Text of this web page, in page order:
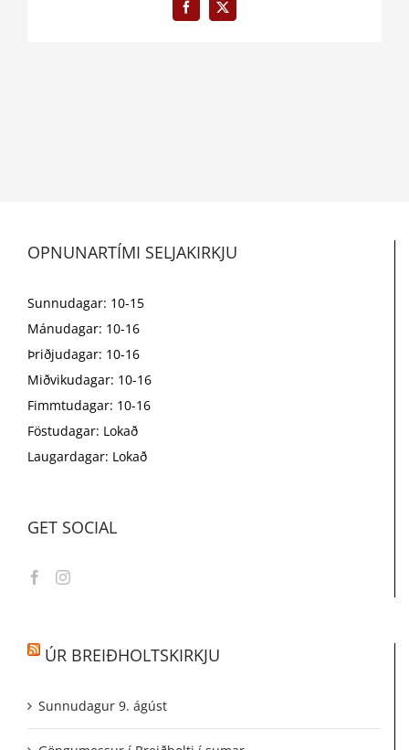
Facebook
X
OPNUNARTÍMI SELJAKIRKJU
Sunnudagar: 10-15
Mánudagar: 10-16
Þriðjudagar: 10-16
Miðvikudagar: 10-16
Fimmtudagar: 10-16
Föstudagar: Lokað
Laugardagar: Lokað
GET SOCIAL
ÚR BREIÐHOLTSKIRKJU
Sunnudagur 9. ágúst